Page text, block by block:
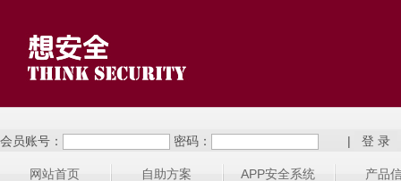
会员账号： 密码： |
网站首页 自助方案 APP安全系统 产品